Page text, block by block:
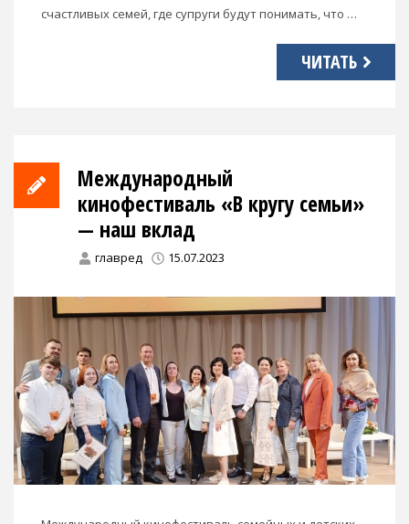
счастливых семей, где супруги будут понимать, что …
ЧИТАТЬ
Международный
кинофестиваль «В кругу семьи»
— наш вклад
главред 15.07.2023